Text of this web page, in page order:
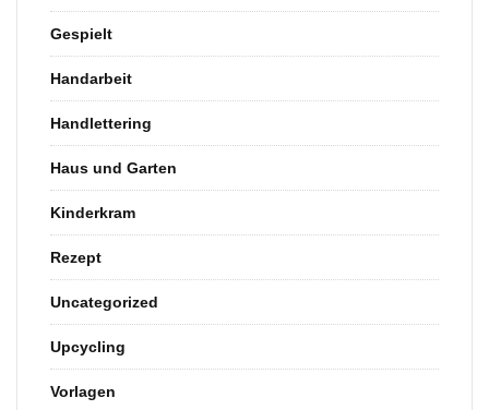
Gespielt
Handarbeit
Handlettering
Haus und Garten
Kinderkram
Rezept
Uncategorized
Upcycling
Vorlagen